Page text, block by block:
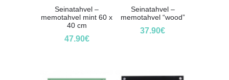
Seinatahvel –
memotahvel mint 60 x
40 cm
47.90€
Seinatahvel –
memotahvel “wood”
37.90€